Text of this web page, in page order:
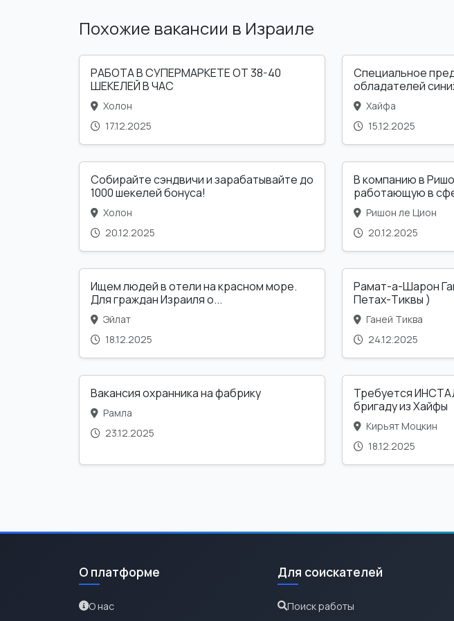
Похожие вакансии в Израиле
РАБОТА В СУПЕРМАРКЕТЕ ОТ 38-40
ШЕКЕЛЕЙ В ЧАС
Холон
17.12.2025
Специальное
обладателей
Хайфа
15.12.2025
Собирайте сэндвичи и зарабатывайте до
1000 шекелей бонуса!
Холон
20.12.2025
В компанию в
работающую в
Ришон ле Цион
20.12.2025
Ищем людей в отели на красном море.
Для граждан Израиля о...
Эйлат
18.12.2025
Рамат-а-Шарон
Петах-Тиквы )
Ганей Тиква
24.12.2025
Вакансия охранника на фабрику
Рамла
23.12.2025
Требуется
бригаду из Хайфы
Кирьят Моцкин
18.12.2025
О платформе
О нас
Для соискателей
Поиск работы